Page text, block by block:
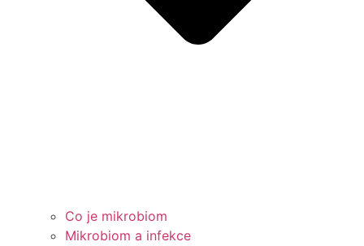
Co je mikrobiom
Mikrobiom a infekce